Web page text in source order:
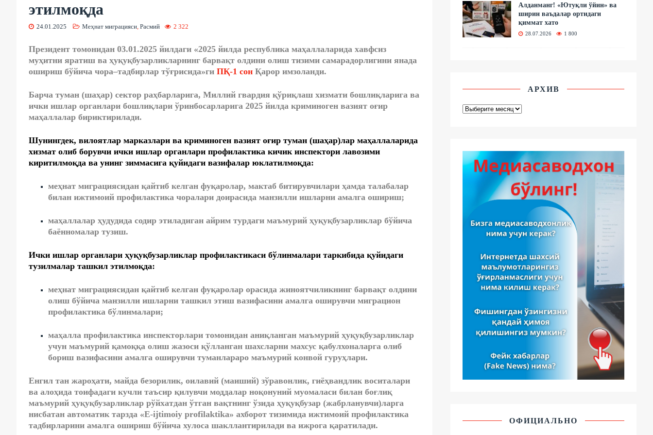
этилмоқда
24.01.2025 Меҳнат миграцияси, Расмий 2 322
Президент томонидан03.01.2025 йилдаги«2025 йилда республика маҳаллаларидахавфсиз
муҳитни яратиш ва ҳуқуқбузарликларнинг барвақт олдини олиш тизими самарадорлигини янада
ошириш бўйича чора–тадбирлар тўғрисида»ги ПҚ-1 сон Қарор имзоланди.
Барча туман (шаҳар) сектор раҳбарларига, Миллий гвардия қўриқлаш хизмати бошлиқларига ва
ички ишлар органлари бошлиқлари ўринбосарларига 2025 йилда криминоген вазият оғир
маҳаллалар бириктирилади.
Шунингдек, вилоятлар марказлари ва криминоген вазият оғир туман (шаҳар)лар маҳаллаларида
хизмат олиб борувчи ички ишлар органлари профилактика кичик инспектори лавозими
киритилмоқда ва унинг зиммасига қуйидаги вазифалар юклатилмоқда:
меҳнат миграциясидан қайтиб келган фуқаролар, мактаб битирувчилари ҳамда талабалар
билан ижтимоий профилактика чоралари доирасида манзилли ишларни амалга ошириш;
маҳаллалар ҳудудида содир этиладиган айрим турдаги маъмурий ҳуқуқбузарликлар бўйича
баённомалар тузиш.
Ички ишлар органлари ҳуқуқбузарликлар профилактикаси бўлинмалари таркибида қуйидаги
тузилмалар ташкил этилмоқда:
меҳнат миграциясидан қайтиб келган фуқаролар орасида жиноятчиликнинг барвақт олдини
олиш бўйича манзилли ишларни ташкил этиш вазифасини амалга оширувчи миграцион
профилактика бўлинмалари;
маҳалла профилактика инспекторлари томонидан аниқланган маъмурий ҳуқуқбузарликлар
учун маъмурий қамоққа олиш жазоси қўлланган шахсларни махсус қабулхоналарга олиб
бориш вазифасини амалга оширувчи туманлараро маъмурий конвой гуруҳлари.
Енгил тан жароҳати, майда безорилик, оилавий (маиший) зўравонлик, гиёҳвандлик воситалари
ва алоҳида тоифадаги кучли таъсир қилувчи моддалар ноқонуний муомаласи билан боғлиқ
маъмурий ҳуқуқбузарликлар рўйхатдан ўтган вақтнинг ўзида ҳуқуқбузар (жабрланувчи)ларга
нисбатан автоматик тарзда «E-ijtimoiy profilaktika» ахборот тизимида ижтимоий профилактика
тадбирларини амалга ошириш бўйича хулоса шакллантирилади ва ижрога қаратилади.
Алданманг! «Ютуқли ўйин» ва
ширин ваъдалар ортидаги
қиммат хато
28.07.2026 1 800
АРХИВ
ОФИЦИАЛЬНО